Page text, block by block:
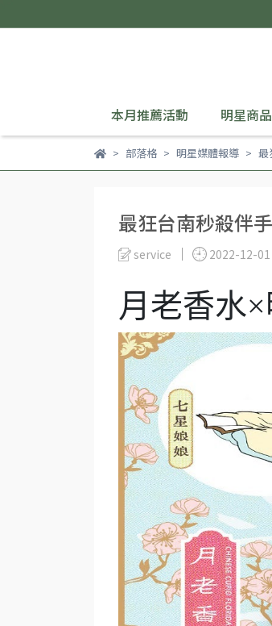
本月推薦活動 明星商
部落格 明星媒體報導 最
最狂台南秒殺伴
service 2022-12-01
月老香水